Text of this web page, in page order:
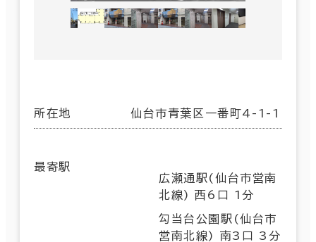
所在地 仙台市青葉区一番町4-1-1
最寄駅
広瀬通駅(仙台市営南
北線) 西6口 1分
勾当台公園駅(仙台市
営南北線) 南3口 3分